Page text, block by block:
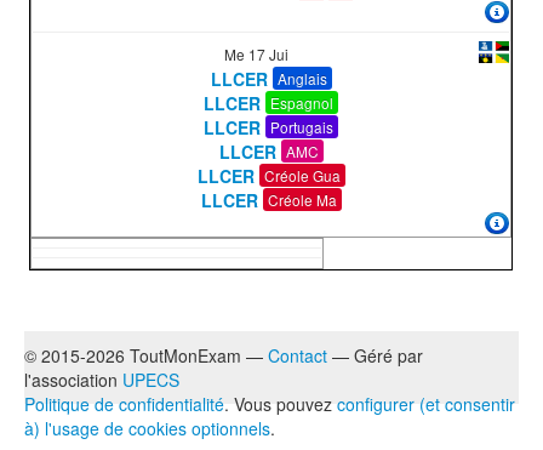
Me 17 Jui
LLCER Anglais
LLCER Espagnol
LLCER Portugais
LLCER AMC
LLCER Créole Gua
LLCER Créole Ma
© 2015-2026 ToutMonExam — Contact — Géré par
l'association UPECS
Politique de confidentialité. Vous pouvez configurer (et consentir
à) l'usage de cookies optionnels.